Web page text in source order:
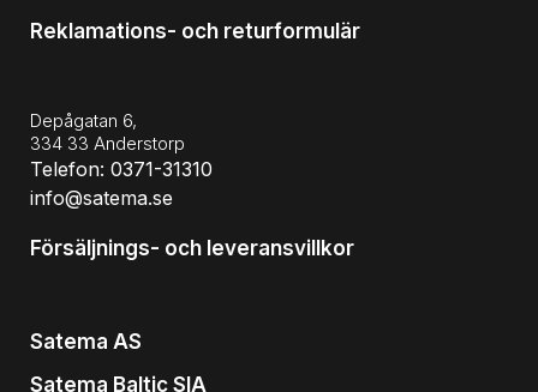
Reklamations- och returformulär
Depågatan 6,
334 33 Anderstorp
Telefon: 0371-31310
info@satema.se
Försäljnings- och leveransvillkor
Satema AS
Satema Baltic SIA